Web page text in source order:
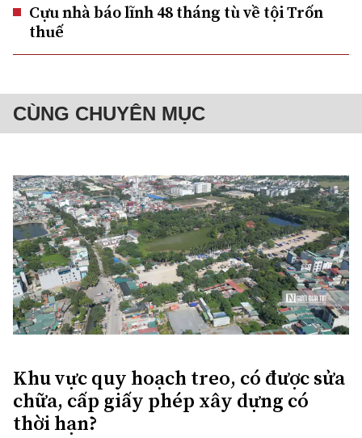
Cựu nhà báo lĩnh 48 tháng tù về tội Trốn
thuế
CÙNG CHUYÊN MỤC
Khu vực quy hoạch treo, có được sửa
chữa, cấp giấy phép xây dựng có
thời hạn?